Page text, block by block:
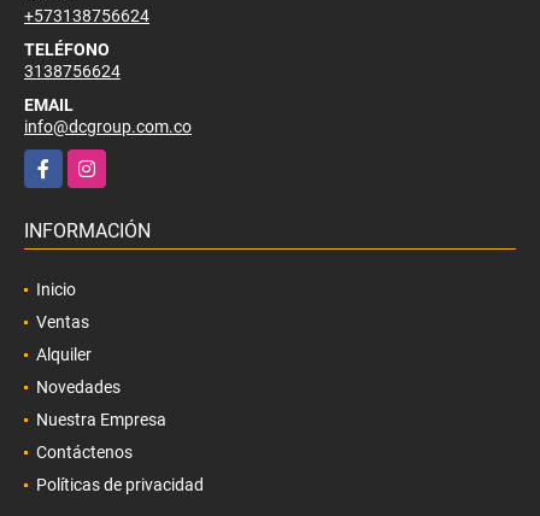
+573138756624
TELÉFONO
3138756624
EMAIL
info@dcgroup.com.co
FacebookInstagram
INFORMACIÓN
Inicio
Ventas
Alquiler
Novedades
Nuestra Empresa
Contáctenos
Políticas de privacidad